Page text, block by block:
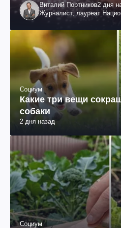
Виталий Портников2 дня
Журналист, лауреат
Социум
Какие три вещи
собаки
2 дня назад
Социум